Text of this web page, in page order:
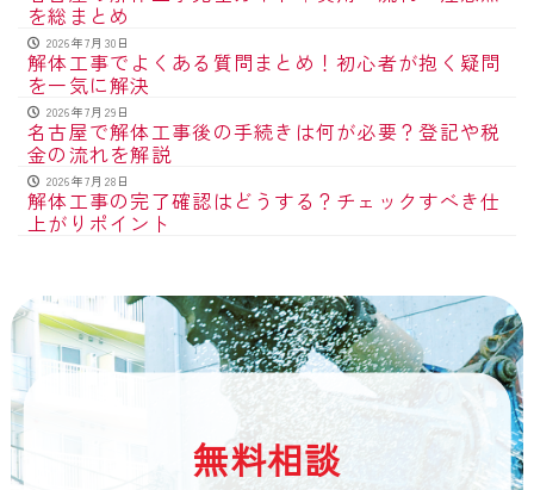
を総まとめ
2026年7月30日
解体工事でよくある質問まとめ！初心者が抱く疑問
を一気に解決
2026年7月29日
名古屋で解体工事後の手続きは何が必要？登記や税
金の流れを解説
2026年7月28日
解体工事の完了確認はどうする？チェックすべき仕
上がりポイント
無料相談